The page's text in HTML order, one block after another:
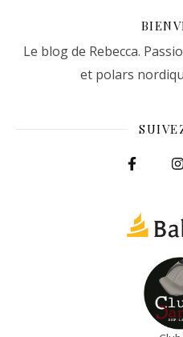
Le blog de Rebecca.
et polars